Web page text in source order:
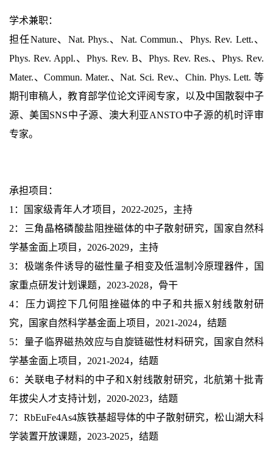
学术兼职：
担任Nature、Nat. Phys.、Nat. Commun.、Phys. Rev. Lett.、
Phys. Rev. Appl.、Phys. Rev. B、Phys. Rev. Res.、Phys. Rev.
Mater.、Commun. Mater.、Nat. Sci. Rev.、Chin. Phys. Lett. 等
期刊审稿人，教育部学位论文评阅专家，以及中国散裂中子
源、美国SNS中子源、澳大利亚ANSTO中子源的机时评审
专家。
承担项目：
1：
国家级青年人才项目，2022-2025，主持
2：
三角晶格磷酸盐阻挫磁体的中子散射研究，国家自然科
学基金面上项目，2026-2029，主持
3： 极端条件诱导的磁性量子相变及低温制冷原理器件，国
家重点研发计划课题，2023-2028，骨干
4： 压力调控下几何阻挫磁体的中子和共振X射线散射研
究，国家自然科学基金面上项目，2021-2024，结题
5： 量子临界磁热效应与自旋链磁性材料研究，国家自然科
学基金面上项目，2021-2024，结题
6： 关联电子材料的中子和X射线散射研究，北航第十批青
年拔尖人才支持计划，2020-2023，结题
7：RbEuFe4As4族铁基超导体的中子散射研究，松山湖大科
学装置开放课题，2023-2025，结题